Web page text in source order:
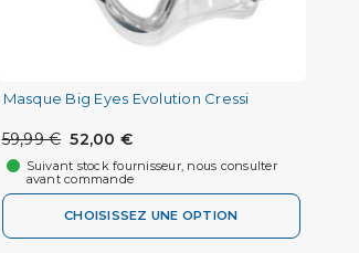
Masque Big Eyes Evolution Cressi
59,99 € 52,00 €
Suivant stock fournisseur, nous consulter
avant commande
CHOISISSEZ UNE OPTION